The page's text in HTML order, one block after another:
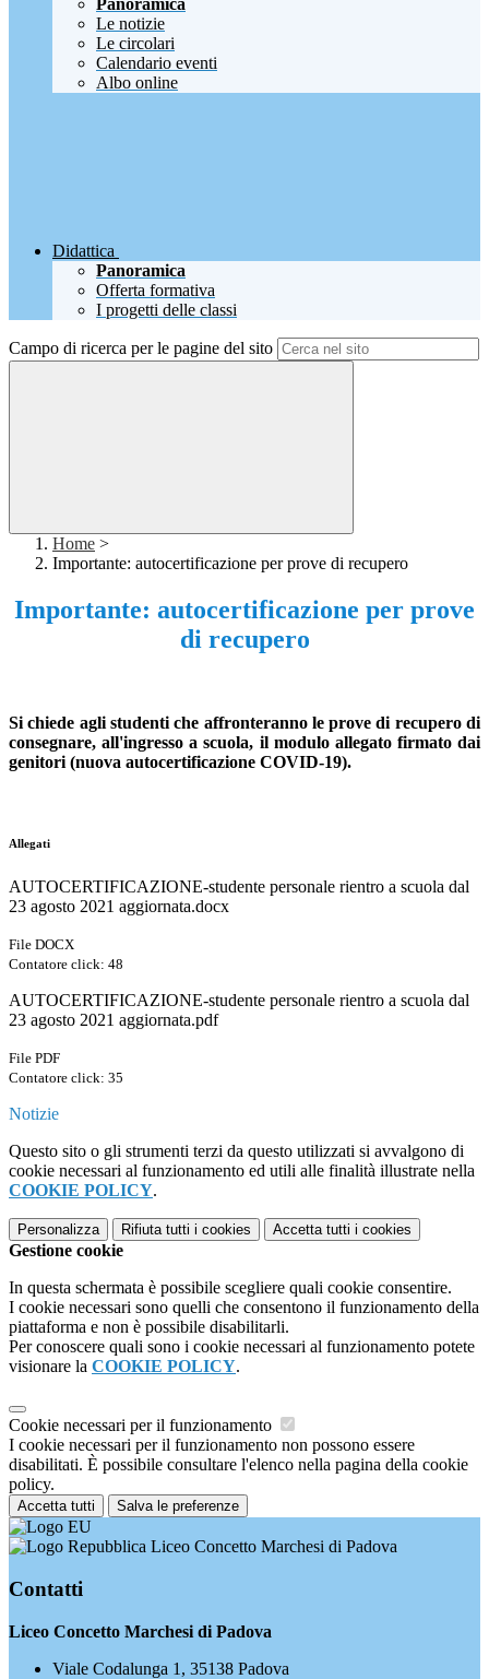
Panoramica
Le notizie
Le circolari
Calendario eventi
Albo online
Didattica
Panoramica
Offerta formativa
I progetti delle classi
Campo di ricerca per le pagine del sito
Home >
Importante: autocertificazione per prove di recupero
Importante: autocertificazione per prove
di recupero
Si chiede agli studenti che affronteranno le prove di recupero di
consegnare, all'ingresso a scuola, il modulo allegato firmato dai
genitori (nuova autocertificazione COVID-19).
Allegati
AUTOCERTIFICAZIONE-studente personale rientro a scuola dal
23 agosto 2021 aggiornata.docx
File DOCX
Contatore click: 48
AUTOCERTIFICAZIONE-studente personale rientro a scuola dal
23 agosto 2021 aggiornata.pdf
File PDF
Contatore click: 35
Notizie
Questo sito o gli strumenti terzi da questo utilizzati si avvalgono di
cookie necessari al funzionamento ed utili alle finalità illustrate nella
COOKIE POLICY.
Personalizza Rifiuta tutti i cookies Accetta tutti i cookies
Gestione cookie
In questa schermata è possibile scegliere quali cookie consentire.
I cookie necessari sono quelli che consentono il funzionamento della
piattaforma e non è possibile disabilitarli.
Per conoscere quali sono i cookie necessari al funzionamento potete
visionare la COOKIE POLICY.
Cookie necessari per il funzionamento
I cookie necessari per il funzionamento non possono essere
disabilitati. È possibile consultare l'elenco nella pagina della cookie
policy.
Accetta tutti Salva le preferenze
Liceo Concetto Marchesi di Padova
Contatti
Liceo Concetto Marchesi di Padova
Viale Codalunga 1, 35138 Padova